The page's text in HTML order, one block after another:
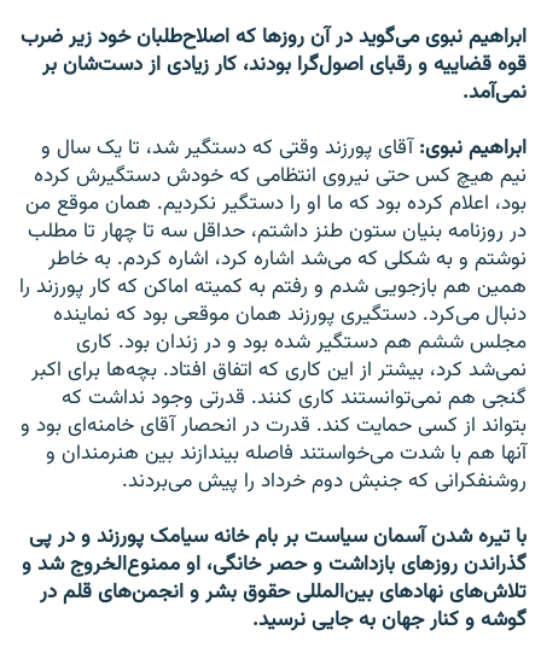
ابراهیم نبوی می‌گوید در آن روز‌ها که اصلاح‌طلبان خود زیر ضرب
قوه قضاییه و رقبای اصول‌گرا بودند، کار زیادی از دست‌شان بر
نمی‌آمد.
ابراهیم نبوی:آقای پورزند وقتی که دستگیر شد، تا یک سال و
نیم هیچ کس حتی نیروی انتظامی که خودش دستگیرش کرده
بود، اعلام کرده بود که ما او را دستگیر نکردیم.‌‌ همان موقع من
در روزنامه بنیان ستون طنز داشتم، حداقل سه تا چهار تا مطلب
نوشتم و به شکلی که می‌شد اشاره کرد، اشاره کردم. به خاطر
همین هم بازجویی شدم و رفتم به کمیته اماکن که کار پورزند را
دنبال می‌کرد. دستگیری پورزند‌‌ همان موقعی بود که نماینده
مجلس ششم هم دستگیر شده بود و در زندان بود. کاری
نمی‌شد کرد، بیشتر از این کاری که اتفاق افتاد. بچه‌ها برای اکبر
گنجی هم نمی‌توانستند کاری کنند. قدرتی وجود نداشت که
بتواند از کسی حمایت کند. قدرت در انحصار آقای خامنه‌ای بود و
آنها هم با شدت می‌خواستند فاصله بیندازند بین هنرمندان و
روشنفکرانی که جنبش دوم خرداد را پیش می‌بردند.
با تیره شدن آسمان سیاست بر بام خانه سیامک پورزند و در پی
گذراندن روزهای بازداشت و حصر خانگی، او ممنوع‌الخروج شد و
تلاش‌های نهادهای بین‌المللی حقوق بشر و انجمن‌های قلم در
گوشه و کنار جهان به جایی نرسید.